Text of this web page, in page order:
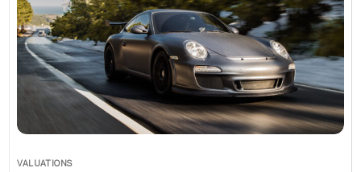
VALUATIONS